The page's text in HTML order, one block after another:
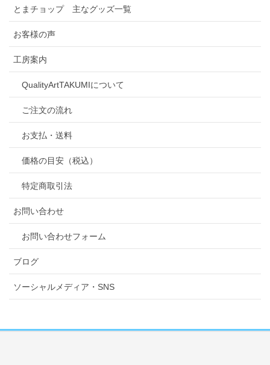
とまチョップ 主なグッズ一覧
お客様の声
工房案内
QualityArtTAKUMIについて
ご注文の流れ
お支払・送料
価格の目安（税込）
特定商取引法
お問い合わせ
お問い合わせフォーム
ブログ
ソーシャルメディア・SNS